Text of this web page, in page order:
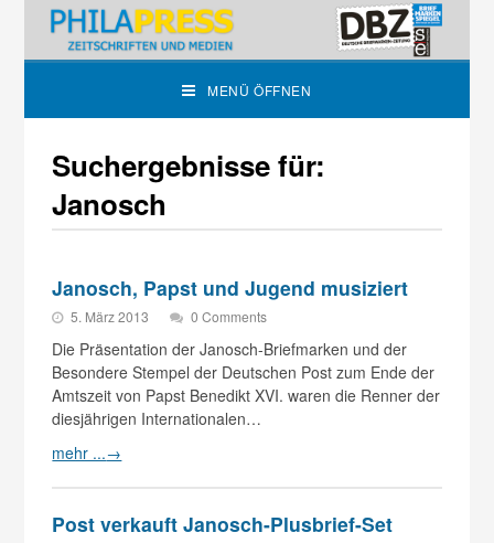
MENÜ ÖFFNEN
Suchergebnisse für:
Janosch
Janosch, Papst und Jugend musiziert
5. März 2013 0 Comments
Die Präsentation der Janosch-Briefmarken und der
Besondere Stempel der Deutschen Post zum Ende der
Amtszeit von Papst Benedikt XVI. waren die Renner der
diesjährigen Internationalen…
mehr ...→
Post verkauft Janosch-Plusbrief-Set